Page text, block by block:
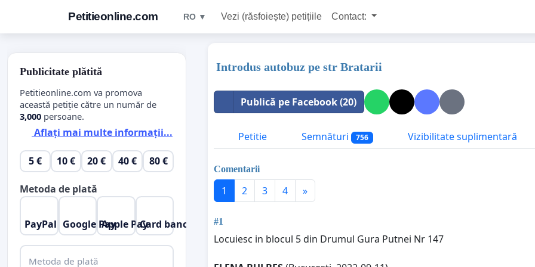
Petitieonline.com RO ▼ Vezi (răsfoiește) petițiile Contact:
Introdus autobuz pe str Bratarii
Publică pe Facebook (20)
Petitie Semnături 756 Vizibilitate suplimentară
Comentarii
1 2 3 4 »
#1
Locuiesc in blocul 5 din Drumul Gura Putnei Nr 147
Publicitate plătită
Petitieonline.com va promova
această petiție către un număr de
3,000 persoane.
Aflați mai multe informații...
5 € 10 € 20 € 40 € 80 €
Metoda de plată
PayPal Google PayApple PayCard bancar
Metoda de plată